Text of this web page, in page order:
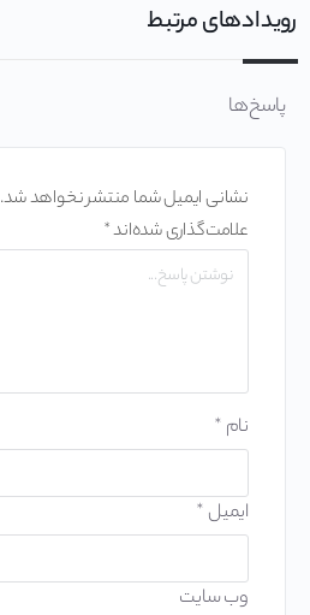
رویدادهای مرتبط
پاسخ‌ها
نشانی ایمیل شما منتشر نخواهد شد.
علامت‌گذاری شده‌اند*
نام *
ایمیل *
وب‌ سایت